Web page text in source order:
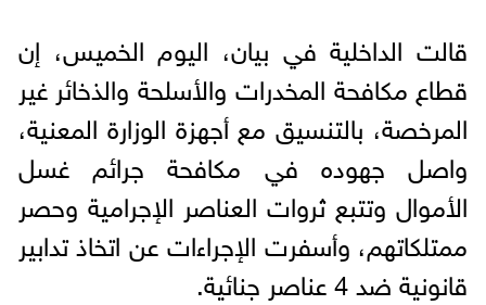
قالت الداخلية في بيان، اليوم الخميس، إن
قطاع مكافحة المخدرات والأسلحة والذخائر غير
المرخصة، بالتنسيق مع أجهزة الوزارة المعنية،
واصل جهوده في مكافحة جرائم غسل
الأموال وتتبع ثروات العناصر الإجرامية وحصر
ممتلكاتهم، وأسفرت الإجراءات عن اتخاذ تدابير
قانونية ضد 4 عناصر جنائية.